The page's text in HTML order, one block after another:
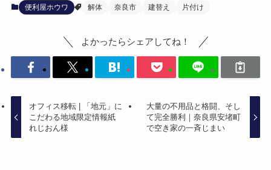
便利屋ホウワ 解体 奈良市 建替え 片付け
よかったらシェアしてね！
オフィス移転 | 「地元」に
こだわる地域限定情報紙
れじおん様
大量の不用品と格闘、そし
て完全勝利｜奈良県安堵町
で空き家の一斉じまい